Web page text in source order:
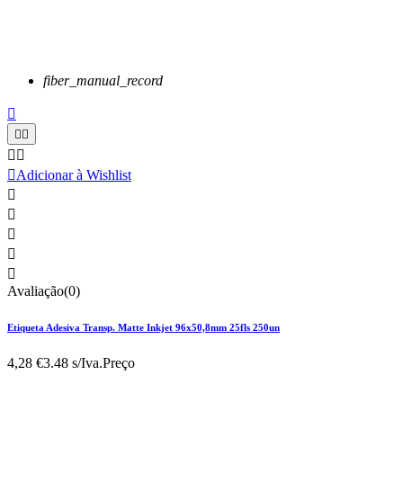
fiber_manual_record

 
 
Adicionar à Wishlist





Avaliação(0)
Etiqueta Adesiva Transp. Matte Inkjet 96x50,8mm 25fls 250un
4,28 €3.48 s/Iva.Preço